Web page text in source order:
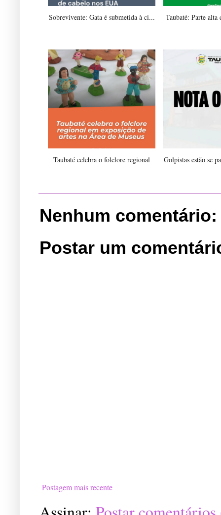
Sobrevivente: Gata é submetida à ci... Taubaté: Parte alta
Taubaté celebra o folclore regional Golpistas estão se
Nenhum comentário:
Postar um
Postagem mais recente